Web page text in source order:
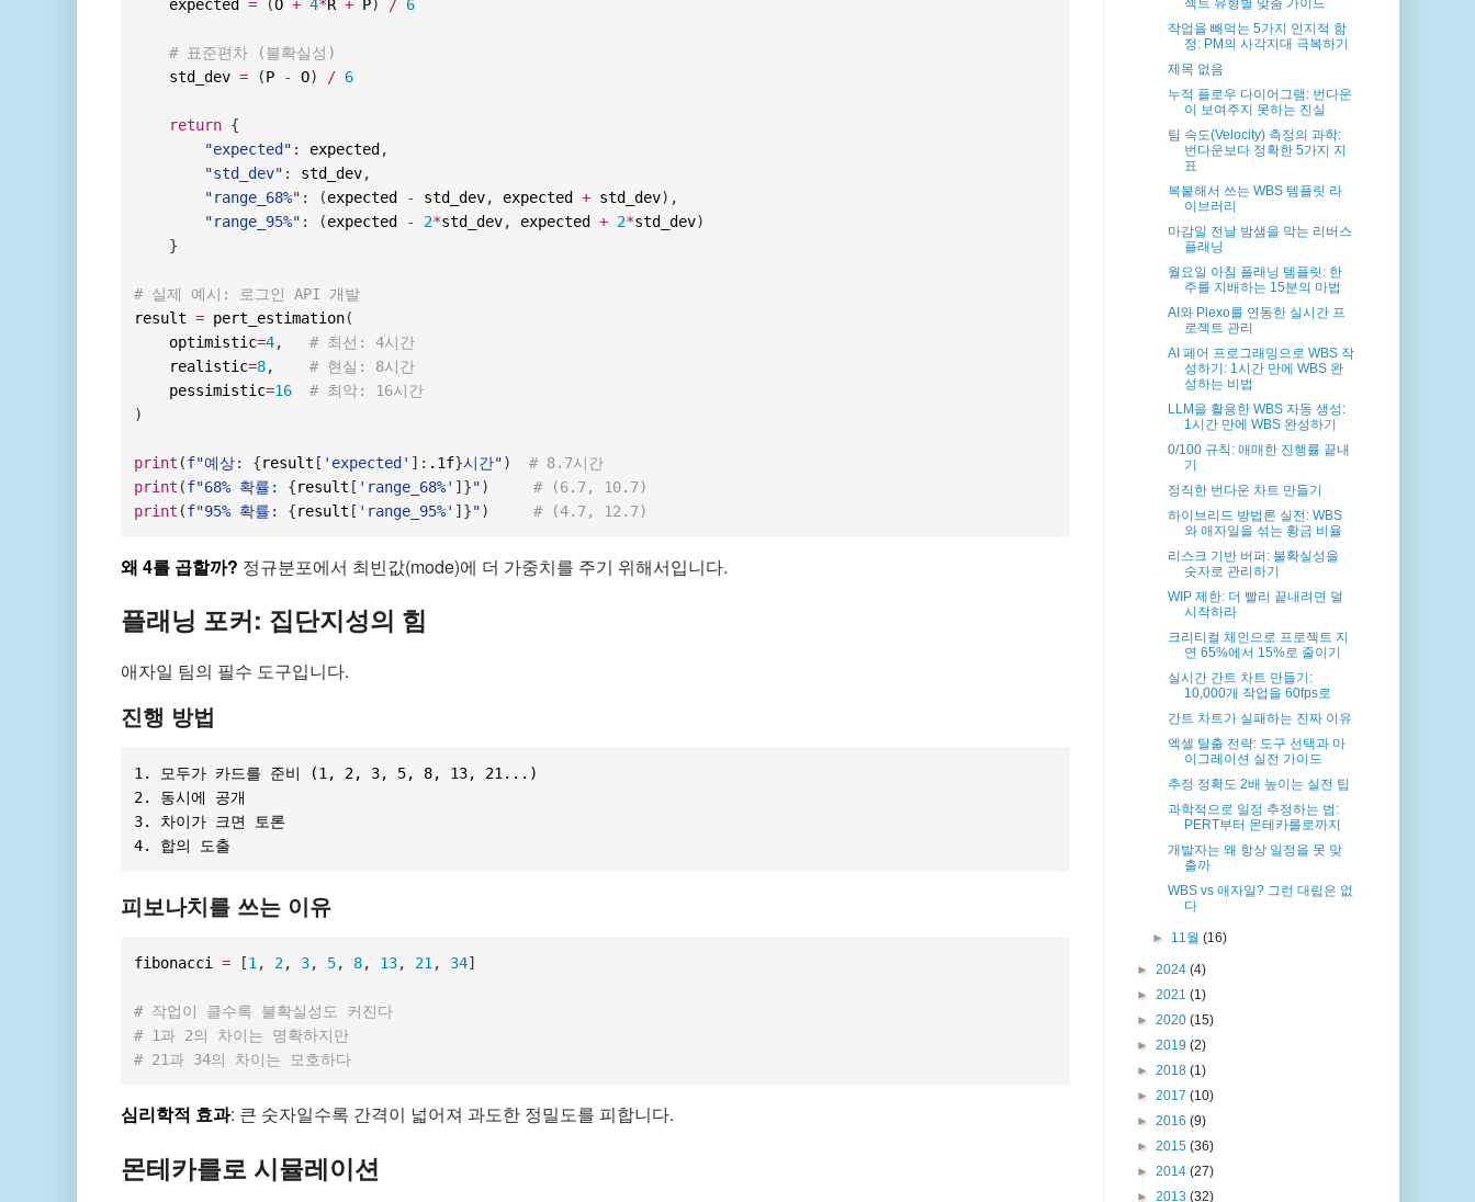
    expected
= (O + 4*R + P) / 6
# 표준편차 (불확실성)
    std_dev
= (P - O) / 6
return {
"expected" : expected ,
"std_dev" : std_dev,
"range_68%" : (expected - std_dev, expected + std_dev) ,
"range_95%" : (expected - 2*std_dev, expected + 2*std_dev)
}
# 실제 예시: 로그인 API 개발
result = pert_estimation(
    optimistic
=4,
# 최선: 4시간
    realistic
=8,
# 현실: 8시간
    pessimistic
=16
# 최악: 16시간
)
print (f"예상: {result [ 'expected' ] : .1f}시간")
# 8.7시간
print (f"68% 확률: {result [ 'range_68%' ] }")
# (6.7, 10.7)
print (f"95% 확률: {result [ 'range_95%' ] }") # (4.7, 12.7)
왜 4를 곱할까? 정규분포에서 최빈값(mode)에 더 가중치를 주기 위해서입니다.
플래닝 포커: 집단지성의 힘
애자일 팀의 필수 도구입니다.
진행 방법
1. 모두가 카드를 준비 (1, 2, 3, 5, 8, 13, 21...)
2. 동시에 공개
3. 차이가 크면 토론
피보나치를 쓰는 이유
fibonacci = [1 , 2, 3, 5, 8, 13, 21 , 34]
# 작업이 클수록 불확실성도 커진다
# 1과 2의 차이는 명확하지만
# 21과 34의 차이는 모호하다
심리학적 효과: 큰 숫자일수록 간격이 넓어져 과도한 정밀도를 피합니다.
몬테카를로 시뮬레이션
젝트 유형별 맞춤 가이드
작업을 빼먹는 5가지 인지적 함
정: PM의 사각지대 극복하기
제목 없음
누적 플로우 다이어그램: 번다운
이 보여주지 못하는 진실
팀 속도(Velocity) 측정의 과학:
번다운보다 정확한 5가지 지
표
복붙해서 쓰는 WBS 템플릿 라
이브러리
마감일 전날 밤샘을 막는 리버스
플래닝
월요일 아침 플래닝 템플릿: 한
주를 지배하는 15분의 마법
AI와 Plexo를 연동한 실시간 프
로젝트 관리
AI 페어 프로그래밍으로 WBS 작
성하기: 1시간 만에 WBS 완
성하는 비법
LLM을 활용한 WBS 자동 생성:
1시간 만에 WBS 완성하기
0/100 규칙: 애매한 진행률 끝내
기
정직한 번다운 차트 만들기
하이브리드 방법론 실전: WBS
와 애자일을 섞는 황금 비율
리스크 기반 버퍼: 불확실성을
숫자로 관리하기
WIP 제한: 더 빨리 끝내려면 덜
시작하라
크리티컬 체인으로 프로젝트 지
연 65%에서 15%로 줄이기
실시간 간트 차트 만들기:
10,000개 작업을 60fps로
간트 차트가 실패하는 진짜 이유
엑셀 탈출 전략: 도구 선택과 마
이그레이션 실전 가이드
추정 정확도 2배 높이는 실전 팁
과학적으로 일정 추정하는 법:
PERT부터 몬테카를로까지
개발자는 왜 항상 일정을 못 맞
출까
WBS vs 애자일? 그런 대립은 없
다
► 11월 (16)
► 2024 (4)
► 2021 (1)
► 2020 (15)
► 2019 (2)
► 2018 (1)
► 2017 (10)
► 2016 (9)
► 2015 (36)
► 2014 (27)
► 2013 (32)